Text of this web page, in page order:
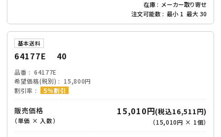
在庫
メーカー取り寄せ
注文可能数
最小 1 最大 30
基本送料
64177E 40
品番
64177E
希望価格(税別)
15,800円
割引率
５％割引
販売価格
（単価 × 入数）
15,010円(税込16,511円)
（15,010円 × 1個）